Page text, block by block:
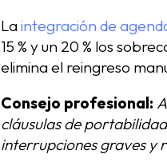
Laintegración de
15 % y un 20 % los
elimina el reingreso
Consejo profesional:
cláusulas de
interrupciones graves y